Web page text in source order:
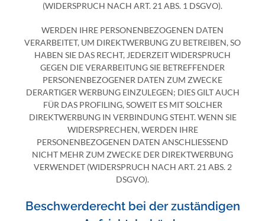
(WIDERSPRUCH NACH ART. 21 ABS. 1 DSGVO).
WERDEN IHRE PERSONENBEZOGENEN DATEN
VERARBEITET, UM DIREKTWERBUNG ZU BETREIBEN, SO
HABEN SIE DAS RECHT, JEDERZEIT WIDERSPRUCH
GEGEN DIE VERARBEITUNG SIE BETREFFENDER
PERSONENBEZOGENER DATEN ZUM ZWECKE
DERARTIGER WERBUNG EINZULEGEN; DIES GILT AUCH
FÜR DAS PROFILING, SOWEIT ES MIT SOLCHER
DIREKTWERBUNG IN VERBINDUNG STEHT. WENN SIE
WIDERSPRECHEN, WERDEN IHRE
PERSONENBEZOGENEN DATEN ANSCHLIESSEND
NICHT MEHR ZUM ZWECKE DER DIREKTWERBUNG
VERWENDET (WIDERSPRUCH NACH ART. 21 ABS. 2
DSGVO).
Beschwerde­recht bei der zuständigen